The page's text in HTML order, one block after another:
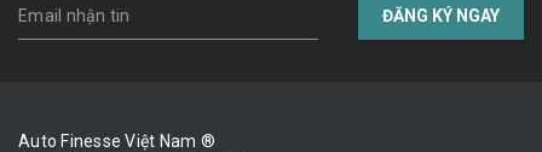
ĐĂNG KÝ NGAY
Auto Finesse Việt Nam ®